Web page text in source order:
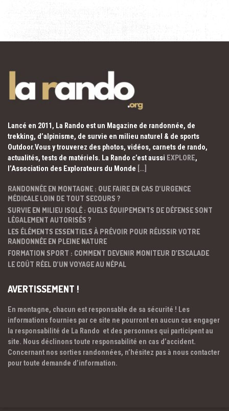
Lancé en 2011, La Rando est un Magazine de randonnée, de
trekking, d’alpinisme, de survie en milieu naturel & de sports
Outdoor.Vous y trouverez des photos, vidéos, carnets de rando,
actualités, tests de matériels. La Rando c’est aussi EXPLORE,
l’Association des Explorateurs du Monde […]
RANDONNÉE EN MONTAGNE : QUE FAIRE EN CAS D’URGENCE
MÉDICALE LOIN DE TOUT SECOURS ?
SURVIE EN MILIEU ISOLÉ : QUELS ÉQUIPEMENTS DE DÉFENSE SONT
LÉGALEMENT AUTORISÉS ?
LES ÉLÉMENTS ESSENTIELS À PRÉVOIR POUR RÉUSSIR VOTRE
RANDONNÉE EN PLEINE NATURE
FORMATION SPORT : COMMENT DEVENIR MONITEUR D’ESCALADE
LE COÛT RÉEL D’UN VOYAGE AU NÉPAL
AVERTISSEMENT !
En montagne, chacun est responsable de sa sécurité ! Les
informations fournies par ce site ne pourront en aucun cas engager
la responsabilité de La Rando et des personnes qui participent au
site. Nous déclinons toute responsabilité en cas d’accident.
Concernant nos sorties randonnées, n’hésitez pas à nous contacter
pour toute demande d’information.